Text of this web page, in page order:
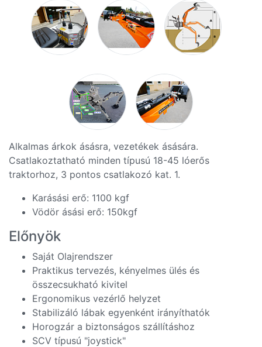
Alkalmas árkok ásásra, vezetékek ásására.
Csatlakoztatható minden típusú 18-45 lóerős
traktorhoz, 3 pontos csatlakozó kat. 1.
Karásási erő: 1100 kgf
Vödör ásási erő: 150kgf
Előnyök
Saját Olajrendszer
Praktikus tervezés, kényelmes ülés és
összecsukható kivitel
Ergonomikus vezérlő helyzet
Stabilizáló lábak egyenként irányíthatók
Horogzár a biztonságos szállításhoz
SCV típusú "joystick"